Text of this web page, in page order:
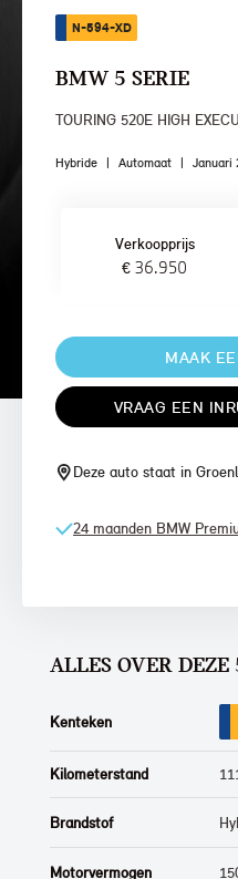
N-594-XD
BMW 5 SERIE
TOURING 520E HIGH
Hybride | Automaat | Januari
Verkoopprijs
€ 36.950
MAAK
VRAAG EEN
Deze auto staat in
24 maanden BMW
ALLES OVER DEZE
Kenteken
Kilometerstand
Brandstof
Motorvermogen